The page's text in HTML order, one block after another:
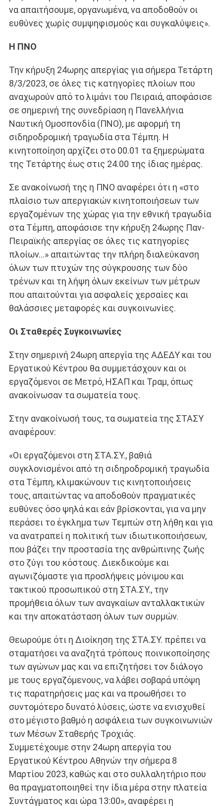
να απαιτήσουμε, οργανωμένα, να αποδοθούν οι
ευθύνες χωρίς συμψηφισμούς και συγκαλύψεις».
Η ΠΝΟ
Την κήρυξη 24ωρης απεργίας για σήμερα Τετάρτη
8/3/2023, σε όλες τις κατηγορίες πλοίων που
αναχωρούν από το λιμάνι του Πειραιά, αποφάσισε
σε σημερινή της συνεδρίαση η Πανελλήνια
Ναυτική Ομοσπονδία (ΠΝΟ), με αφορμή τη
σιδηροδρομική τραγωδία στα Τέμπη. Η
κινητοποίηση αρχίζει στο 00.01 τα ξημερώματα
της Τετάρτης έως στις 24.00 της ίδιας ημέρας.
Σε ανακοίνωσή της η ΠΝΟ αναφέρει ότι η «στο
πλαίσιο των απεργιακών κινητοποιήσεων των
εργαζομένων της χώρας για την εθνική τραγωδία
στα Τέμπη, αποφάσισε την κήρυξη 24ωρης Παν-
Πειραϊκής απεργίας σε όλες τις κατηγορίες
πλοίων…» απαιτώντας την πλήρη διαλεύκανση
όλων των πτυχών της σύγκρουσης των δύο
τρένων και τη λήψη όλων εκείνων των μέτρων
που απαιτούνται για ασφαλείς χερσαίες και
θαλάσσιες μεταφορές και συγκοινωνίες.
Οι Σταθερές Συγκοινωνίες
Στην σημερινή 24ωρη απεργία της ΑΔΕΔΥ και του
Εργατικού Κέντρου θα συμμετάσχουν και οι
εργαζόμενοι σε Μετρό, ΗΣΑΠ και Τραμ, όπως
ανακοίνωσαν τα σωματεία τους.
Στην ανακοίνωσή τους, τα σωματεία της ΣΤΑΣΥ
αναφέρουν:
«Οι εργαζόμενοι στη ΣΤΑ.ΣΥ., βαθιά
συγκλονισμένοι από τη σιδηροδρομική τραγωδία
στα Τέμπη, κλιμακώνουν τις κινητοποιήσεις
τους, απαιτώντας να αποδοθούν πραγματικές
ευθύνες όσο ψηλά και εάν βρίσκονται, για να μην
περάσει το έγκλημα των Τεμπών στη λήθη και για
να ανατραπεί η πολιτική των ιδιωτικοποιήσεων,
που βάζει την προστασία της ανθρώπινης ζωής
στο ζύγι του κόστους. Διεκδικούμε και
αγωνιζόμαστε για προσλήψεις μόνιμου και
τακτικού προσωπικού στη ΣΤΑ.ΣΥ., την
προμήθεια όλων των αναγκαίων ανταλλακτικών
και την αποκατάσταση όλων των συρμών.
Θεωρούμε ότι η Διοίκηση της ΣΤΑ.ΣΥ. πρέπει να
σταματήσει να αναζητά τρόπους ποινικοποίησης
των αγώνων μας και να επιζητήσει τον διάλογο
με τους εργαζόμενους, να λάβει σοβαρά υπόψη
τις παρατηρήσεις μας και να προωθήσει το
συντομότερο δυνατό λύσεις, ώστε να ενισχυθεί
στο μέγιστο βαθμό η ασφάλεια των συγκοινωνιών
των Μέσων Σταθερής Τροχιάς.
Συμμετέχουμε στην 24ωρη απεργία του
Εργατικού Κέντρου Αθηνών την σήμερα 8
Μαρτίου 2023, καθώς και στο συλλαλητήριο που
θα πραγματοποιηθεί την ίδια μέρα στην πλατεία
Συντάγματος και ώρα 13:00», αναφέρει η